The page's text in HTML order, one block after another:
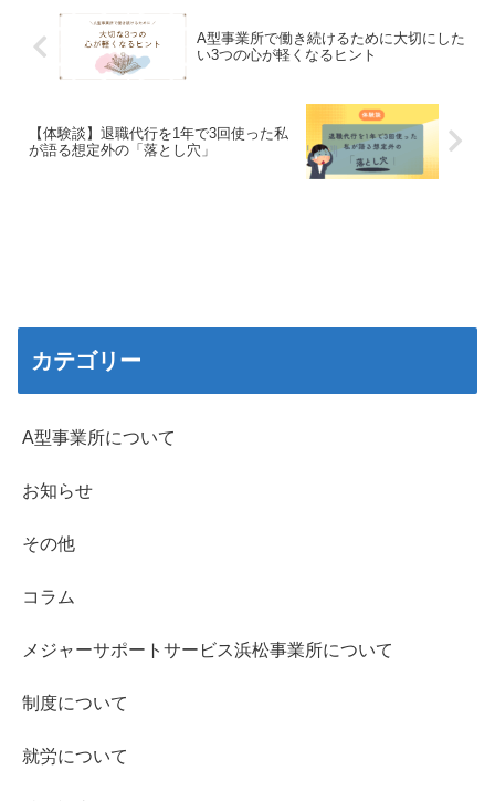
ぜひ参考にして活用してくださ
い。
です。そこで私が大切にしている
3つの心構えをご紹介します。ど
A型事業所で働き続けるために大切にした
い3つの心が軽くなるヒント
【体験談】退職代行を1年で3回使った私
が語る想定外の「落とし穴」
カテゴリー
A型事業所について
お知らせ
その他
コラム
メジャーサポートサービス浜松事業所について
制度について
就労について